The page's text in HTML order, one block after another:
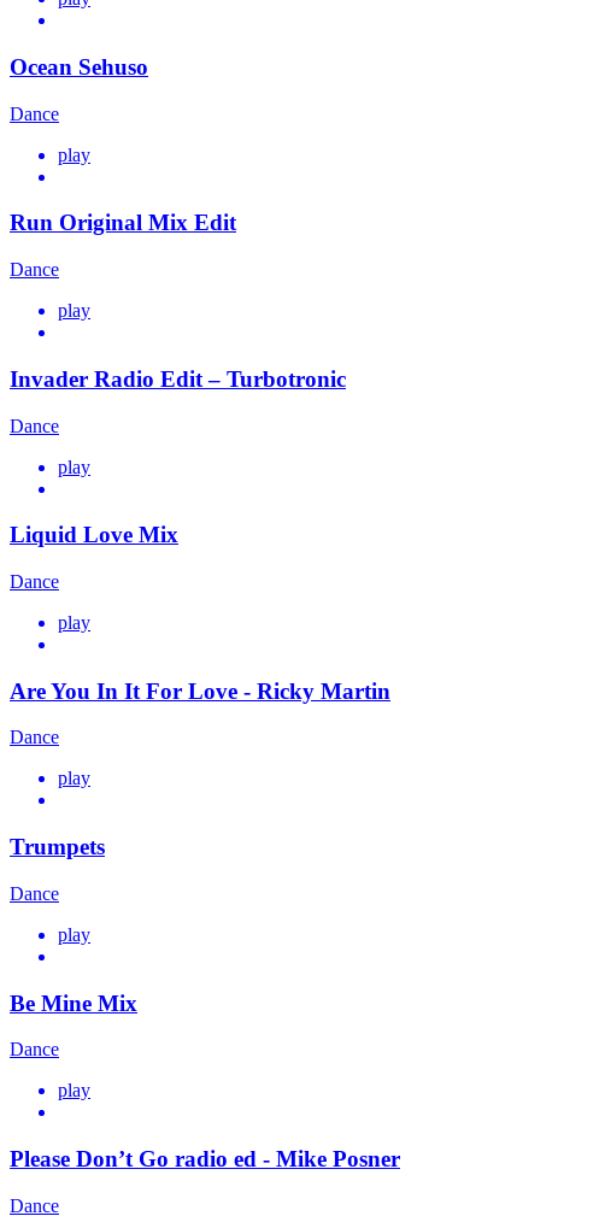
Ocean Sehuso
Dance
play
Run Original Mix Edit
Dance
play
Invader Radio Edit – Turbotronic
Dance
play
Liquid Love Mix
Dance
play
Are You In It For Love - Ricky Martin
Dance
play
Trumpets
Dance
play
Be Mine Mix
Dance
play
Please Don’t Go radio ed - Mike Posner
Dance